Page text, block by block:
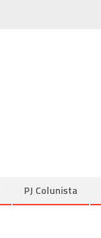
PJ Colunista